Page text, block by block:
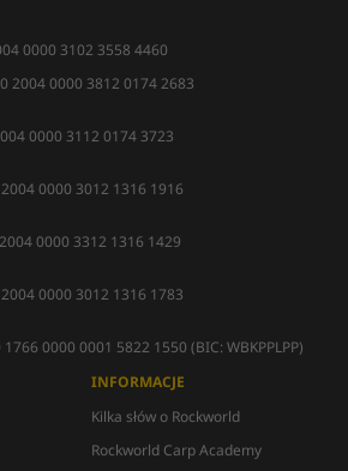
0000 3102 3558 4460
2004 0000 3812 0174 2683
0000 3112 0174 3723
0000 3012 1316 1916
0000 3312 1316 1429
0000 3012 1316 1783
1766 0000 0001 5822 1550 (BIC: WBKPPLPP)
INFORMACJE
Kilka słów o Rockworld
Rockworld Carp Academy